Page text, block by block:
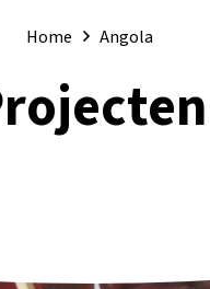
Home Angola